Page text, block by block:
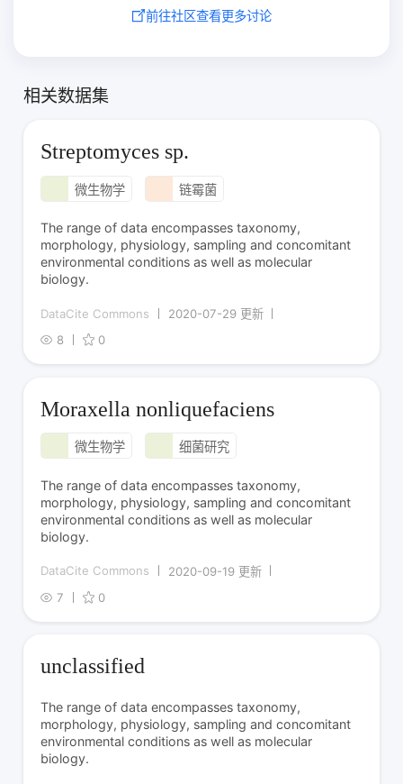
前往社区查看更多讨论
相关数据集
Streptomyces sp.
微生物学 链霉菌
The range of data encompasses taxonomy,
morphology, physiology, sampling and concomitant
environmental conditions as well as molecular
biology.
DataCite Commons
2020-07-29 更新
8
0
Moraxella nonliquefaciens
微生物学 细菌研究
The range of data encompasses taxonomy,
morphology, physiology, sampling and concomitant
environmental conditions as well as molecular
biology.
DataCite Commons
2020-09-19 更新
7
0
unclassified
The range of data encompasses taxonomy,
morphology, physiology, sampling and concomitant
environmental conditions as well as molecular
biology.